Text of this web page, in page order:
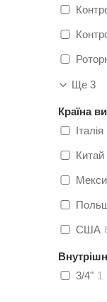
Ще 3
Країна
Італія
Китай
США
3/4" 1